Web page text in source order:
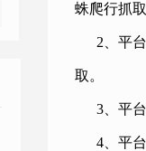
蛛爬行抓
2、平
取。
3、平
4、平